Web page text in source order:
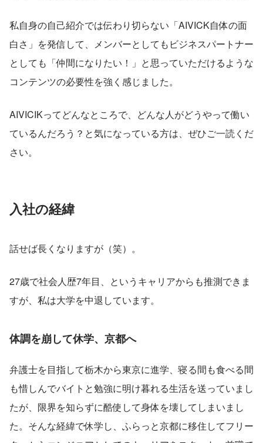
私自身の自己紹介では伝わり切らない「AIVICK自体の面
白さ」を発信して、メンバーとしてもビジネスパートナー
としても「仲間になりたい！」と思っていただけるような
コンテンツの必要性を強く感じました。
AIVICIKってどんなところで、どんな人がどうやって働い
ているんだろう？と気になっている方は、ぜひご一読くだ
さい。
入社の経緯
話せば長くなりますが（笑）。
27歳で社会人歴7年目、というキャリアからも推測できま
すが、私は大学を中退しています。
体調を崩して休学、京都へ
弁護士を目指して栃木から東京に進学、寝る間も食べる間
も惜しんでバイトと勉強に明け暮れる生活を送っていまし
たが、限界を知らずに酷使して身体を壊してしまいまし
た。そんな経緯で休学し、ふらっと京都に移住してフリー